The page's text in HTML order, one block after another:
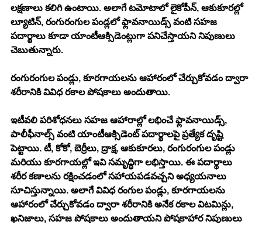
లక్షణాలు కలిగి ఉంటాయి. అలాగే టమోటాలో లైకోపీన్, ఆకుకూరల్లో
ల్యూటిన్, రంగురంగుల పండ్లలో ఫ్లావనాయిడ్స్ వంటి సహజ
పదార్థాలు కూడా యాంటీఆక్సిడెంట్లుగా పనిచేస్తాయని నిపుణులు
చెబుతున్నారు.
రంగురంగుల పండ్లు, కూరగాయలను ఆహారంలో చేర్చుకోవడం ద్వారా
శరీరానికి వివిధ రకాల పోషకాలు అందుతాయి.
ఇటీవలి పరిశోధనలు సహజ ఆహారాల్లో లభించే ఫ్లావనాయిడ్స్,
పాలీఫీనాల్స్ వంటి యాంటీఆక్సిడెంట్ పదార్థాలపై ప్రత్యేక దృష్టి
పెట్టాయి. టీ, కోకో, బెర్రీలు, ద్రాక్ష, ఆకుకూరలు, రంగురంగుల పండ్లు
మరియు కూరగాయల్లో ఇవి సమృద్ధిగా లభిస్తాయి. ఈ పదార్థాలు
శరీర కణాలను రక్షించడంలో సహాయపడవచ్చని అధ్యయనాలు
సూచిస్తున్నాయి. అలాగే వివిధ రంగుల పండ్లు, కూరగాయలను
ఆహారంలో చేర్చుకోవడం ద్వారా శరీరానికి అనేక రకాల విటమిన్లు,
ఖనిజాలు, సహజ పోషకాలు అందుతాయని పోషకాహార నిపుణులు